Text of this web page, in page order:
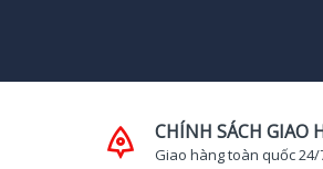
CHÍNH SÁCH GIAO
Giao hàng toàn quốc 24/